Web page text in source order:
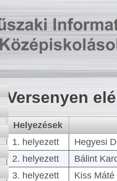
Versenyen
Helyezések
1. helyezett
Hegyesi
2. helyezett
Bálint
3. helyezett
Kiss